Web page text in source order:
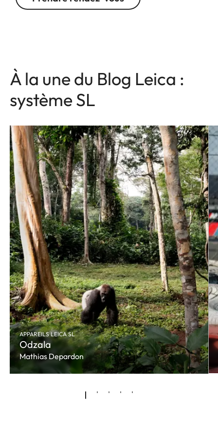
À la une du Blog Leica :
système SL
APPAREILS LEICA SL
Odzala
Mathias Depardon